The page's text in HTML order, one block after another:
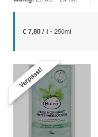
€ 7,80 / l - 250ml
Verpasst!